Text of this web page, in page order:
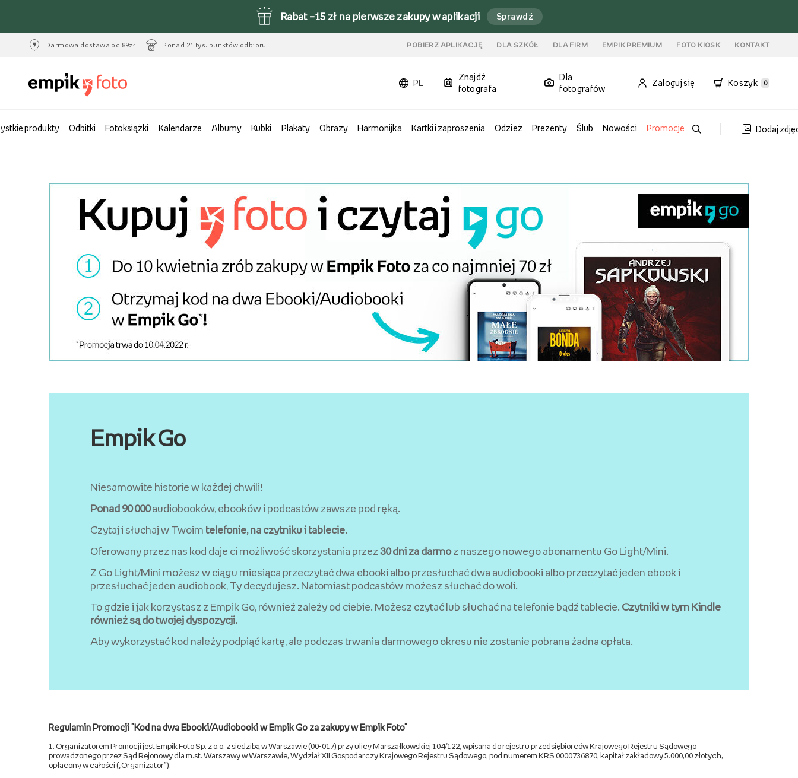
Rabat –15 zł na pierwsze zakupy w aplikacji Sprawdź
Darmowa dostawa od 89zł Ponad 21 tys. punktów odbioru POBIERZ APLIKACJĘ DLA SZKÓŁ DLA FIRM EMPIK PREMIUM FOTO KIOSK KONTAKT
PL
Znajdź
fotografa
Dla
fotografów
Zaloguj się Koszyk 0
produkty Odbitki Fotoksiążki Kalendarze Albumy Kubki Plakaty Obrazy Harmonijka Kartki i zaproszenia Odzież Prezenty Ślub Nowości Promocje Dodaj
Empik Go
Niesamowite historie w każdej chwili!
Ponad 90 000audiobooków, ebooków i podcastów zawsze pod ręką.
Czytaj i słuchaj w Twoim telefonie, na czytniku i tablecie.
Oferowany przez nas kod daje ci możliwość skorzystania przez 30 dni za darmoz naszego nowego abonamentu Go Light/Mini.
Z Go Light/Mini możesz w ciągu miesiąca przeczytać dwa ebooki albo przesłuchać dwa audiobooki albo przeczytać jeden ebook i
przesłuchać jeden audiobook, Ty decydujesz. Natomiast podcastów możesz słuchać do woli.
To gdzie i jak korzystasz z Empik Go, również zależy od ciebie. Możesz czytać lub słuchać na telefonie bądź tablecie. Czytniki w tym Kindle
również są do twojej dyspozycji.
Aby wykorzystać kod należy podpiąć kartę, ale podczas trwania darmowego okresu nie zostanie pobrana żadna opłata.
Regulamin Promocji "Kod na dwa Ebooki/Audiobooki w Empik Go za zakupy w Empik Foto"
1. Organizatorem Promocji jest Empik Foto Sp. z o.o. z siedzibą w Warszawie (00-017) przy ulicy Marszałkowskiej 104/122, wpisana do rejestru przedsiębiorców Krajowego Rejestru Sądowego
prowadzonego przez Sąd Rejonowy dla m.st. Warszawy w Warszawie, Wydział XII Gospodarczy Krajowego Rejestru Sądowego, pod numerem KRS 0000736870, kapitał zakładowy 5.000,00 złotych,
opłacony w całości („Organizator”).